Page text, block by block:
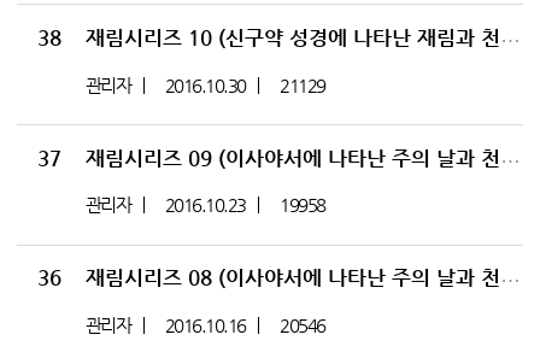
38 재림시리즈 10 (신구약 성경에 나타난 재림과 천년왕국 총정리) (고전 1:18~25)
관리자 2016.10.30 21129
37 재림시리즈 09 (이사야서에 나타난 주의 날과 천년왕국 02) (사 65:17~25)
관리자 2016.10.23 19958
36 재림시리즈 08 (이사야서에 나타난 주의 날과 천년왕국 01) (사 2: 1~5)
관리자 2016.10.16 20546